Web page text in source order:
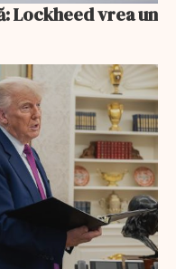
Lockheed vrea un